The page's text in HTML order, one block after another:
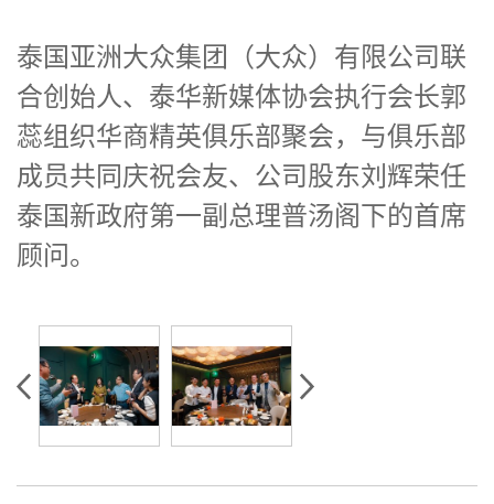
泰国亚洲大众集团（大众）有限公司联
合创始人、泰华新媒体协会执行会长郭
蕊组织华商精英俱乐部聚会，与俱乐部
成员共同庆祝会友、公司股东刘辉荣任
泰国新政府第一副总理普汤阁下的首席
顾问。